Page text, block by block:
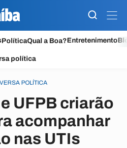
PolíticaQual a Boa?Entretenimento
política
POLÍTICA
UFPB criarão
acompanhar
nas UTIs